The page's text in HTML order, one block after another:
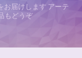
お届けします アーテ
もどうぞ